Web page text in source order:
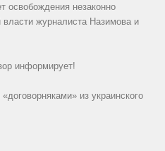
освобождения незаконно
власти журналиста Назимова и
информирует!
из украинского